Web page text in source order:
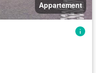
Appartement